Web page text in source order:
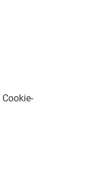
Cookie-